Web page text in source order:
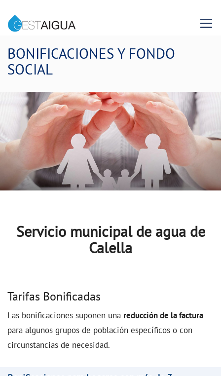
Menu
BONIFICACIONES Y FONDO
SOCIAL
Servicio municipal de agua de
Calella
Tarifas Bonificadas
Las bonificaciones suponen una reducción de la factura
para algunos grupos de población específicos o con
circunstancias de necesidad.